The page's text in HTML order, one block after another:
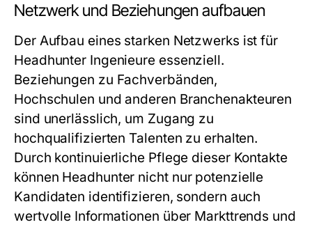
Netzwerk und Beziehungen aufbauen
Der Aufbau eines starken Netzwerks ist für
Headhunter Ingenieure essenziell.
Beziehungen zu Fachverbänden,
Hochschulen und anderen Branchenakteuren
sind unerlässlich, um Zugang zu
hochqualifizierten Talenten zu erhalten.
Durch kontinuierliche Pflege dieser Kontakte
können Headhunter nicht nur potenzielle
Kandidaten identifizieren, sondern auch
wertvolle Informationen über Markttrends und